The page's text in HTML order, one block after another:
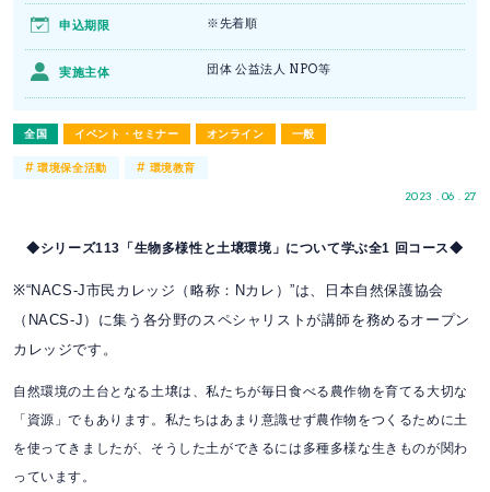
全国 イベント・セミナー オンライン 一般
2023 . 06 . 27
申込期限 ※先着順
実施主体 団体 公益法人 NPO等
#環境保全活動 # 環境教育
◆シリーズ113「生物多様性と土壌環境」について学ぶ全1 回コース◆
※“NACS-J市民カレッジ（略称：Nカレ）”は、日本自然保護協会
（NACS-J）に集う各分野のスペシャリストが講師を務めるオープン
カレッジです。
自然環境の土台となる土壌は、私たちが毎日食べる農作物を育てる大切な
「資源」でもあります。私たちはあまり意識せず農作物をつくるために土
を使ってきましたが、そうした土ができるには多種多様な生きものが関わ
っています。